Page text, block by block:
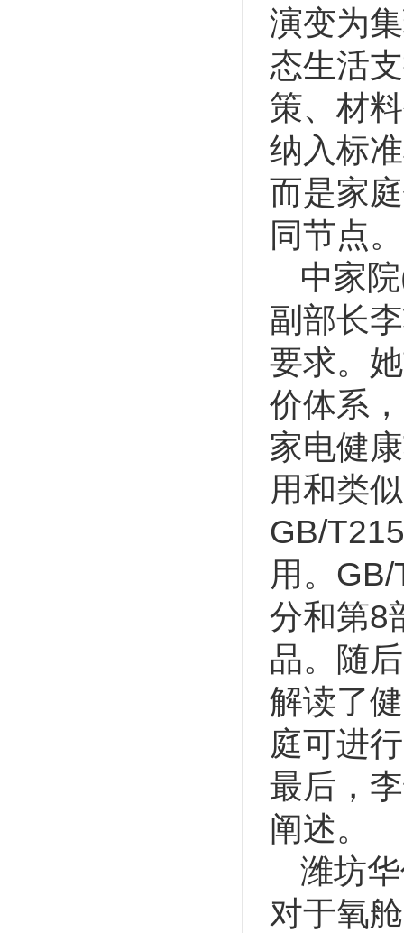
演变为
态生活
策、材
纳入标
而是家
同节点。
中家
副部长
要求。
价体系
家电健
用和类
GB/
用。
分和第8
品。随
解读了
庭可进
最后，
阐述。
潍坊
对于氧